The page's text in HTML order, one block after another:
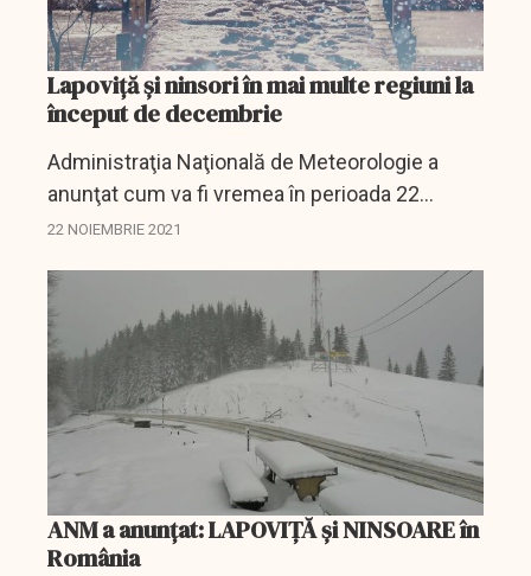
Lapoviţă şi ninsori în mai multe regiuni la
început de decembrie
Administraţia Naţională de Meteorologie a
anunţat cum va fi vremea în perioada 22
noiembrie - 5 decembrie. Potrivit
fac apariţia ploile. În...
22 NOIEMBRIE 2021
ANM a anunțat: LAPOVIȚĂ și NINSOARE în
România